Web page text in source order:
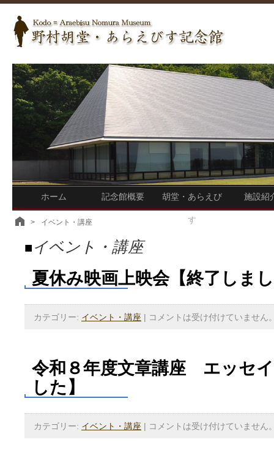
ホーム 記念館概要 胡堂・あらえび
す
施設紹
> イベント・講座
■ イベント・講座
夏休み映画上映会【終了しま
カテゴリー: イベント・講座 | コメントは受け付けていません
令和８年度文章講座 エッセ
した】
カテゴリー: イベント・講座 | コメントは受け付けていません